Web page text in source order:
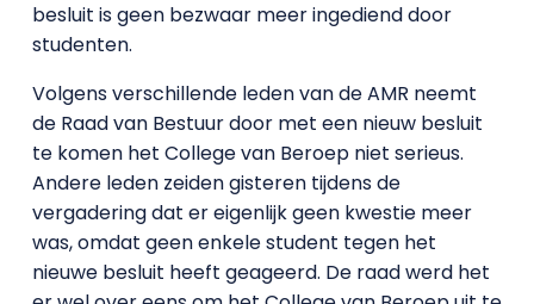
besluit is geen bezwaar meer ingediend door
studenten.
Volgens verschillende leden van de AMR neemt
de Raad van Bestuur door met een nieuw besluit
te komen het College van Beroep niet serieus.
Andere leden zeiden gisteren tijdens de
vergadering dat er eigenlijk geen kwestie meer
was, omdat geen enkele student tegen het
nieuwe besluit heeft geageerd. De raad werd het